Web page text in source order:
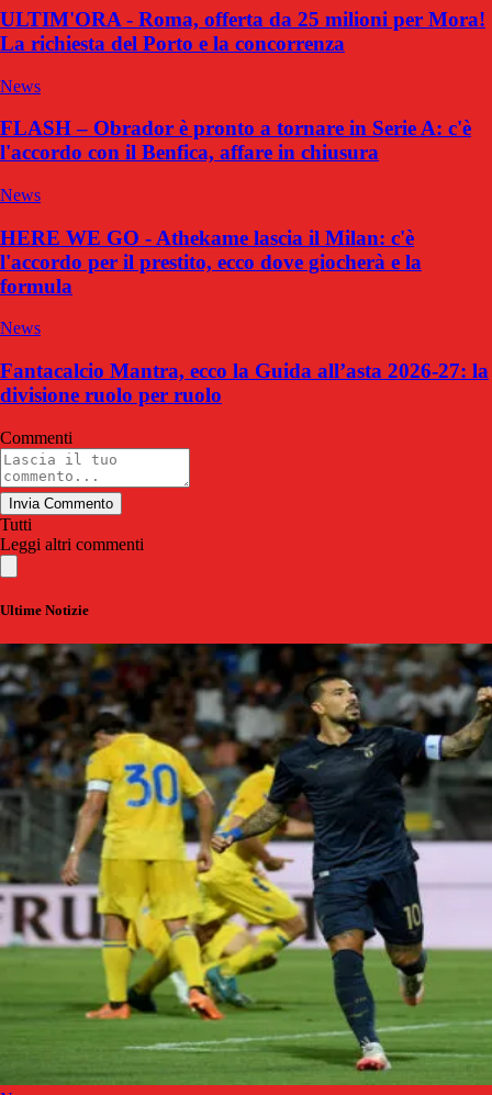
ULTIM'ORA - Roma, offerta da 25 milioni per Mora!
La richiesta del Porto e la concorrenza
News
FLASH – Obrador è pronto a tornare in Serie A: c'è
l'accordo con il Benfica, affare in chiusura
News
HERE WE GO - Athekame lascia il Milan: c'è
l'accordo per il prestito, ecco dove giocherà e la
formula
News
Fantacalcio Mantra, ecco la Guida all’asta 2026-27: la
divisione ruolo per ruolo
Commenti
Invia Commento
Tutti
Leggi altri commenti
Ultime Notizie